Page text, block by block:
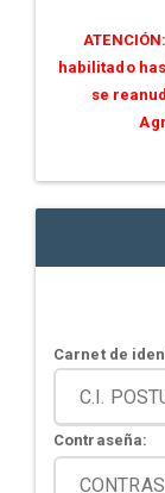
habilitado
se
Carnet de
Contraseña: